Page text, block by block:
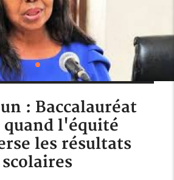
: Baccalauréat
quand l'équité
les résultats
scolaires